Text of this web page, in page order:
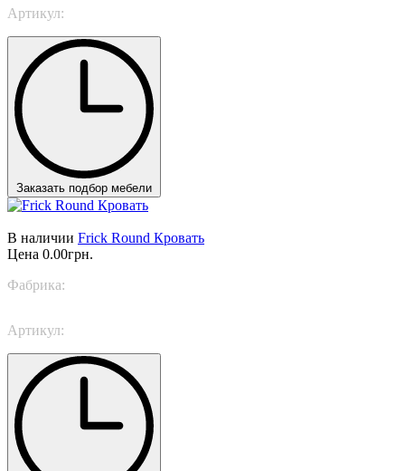
Артикул:
Заказать подбор мебели
В наличии Frick Round Кровать
Цена 0.00грн.
Фабрика:
Артикул: